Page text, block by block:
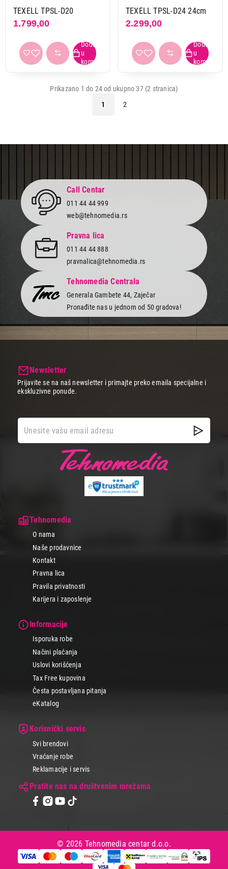
TEXELL TPSL-D20
1.799,00
TEXELL TPSL-D24 24cm
2.299,00
Prikazano 1 do 24 od ukupno 37 (2 stranica)
1
2
Call Centar
011 44 44 999
web@tehnomedia.rs
Pravna lica
011 44 44 888
pravnalica@tehnomedia.rs
Tehnomedia Centrala
Generala Gambete 44, Zaječar
Pronađite nas u jednom od 50 gradova!
Tehnomedia
O nama
Naše prodavnice
Kontakt
Pravna lica
Pravila privatnosti
Karijera i zaposlenje
Informacije
Isporuka robe
Načini plaćanja
Uslovi korišćenja
Tax Free kupovina
Česta postavljana pitanja
eKatalog
Korisnički servis
Svi brendovi
Vraćanje robe
Reklamacije i servis
Pratite nas na društvenim mrežama
Newsletter
Prijavite se na naš newsletter i primajte preko emaila specijalne i
ekskluzivne ponude.
© 2026 Tehnomedia centar d.o.o.